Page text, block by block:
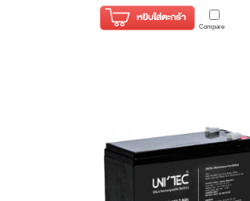
( ราคาไม่รวมภาษี )
หยิบใส่ตะกร้า
Compare